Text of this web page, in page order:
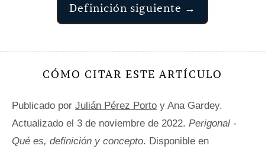
Definición siguiente →
CÓMO CITAR ESTE ARTÍCULO
Publicado por Julián Pérez Porto y Ana Gardey.
Actualizado el 3 de noviembre de 2022. Perigonal -
Qué es, definición y concepto. Disponible en